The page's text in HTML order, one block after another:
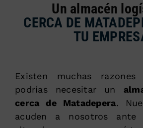
Un almacén
CERCA DE
TU
Existen muchas
podrías necesitar un
cerca de Matadepera.
acuden a nosotros ante